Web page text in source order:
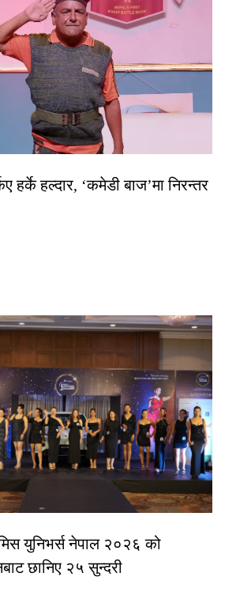
हर्के हल्दार, ‘कमेडी बाज’मा निरन्तर
युनिभर्स नेपाल २०२६ को
छानिए २५ सुन्दरी